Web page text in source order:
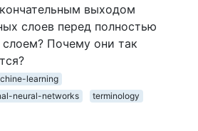
выходом
слоев перед полностью
Почему они так
learning
neural-networks
terminology